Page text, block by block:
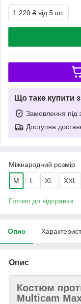
1 220 ₴ від 5 шт.
Що таке купити
Замовлення під
Доступна
Міжнародний розмір
M L XL XXL
Готово до відправки
Опис
Опис
Костюм
Multicam